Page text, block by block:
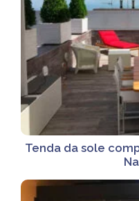
Tenda da sole